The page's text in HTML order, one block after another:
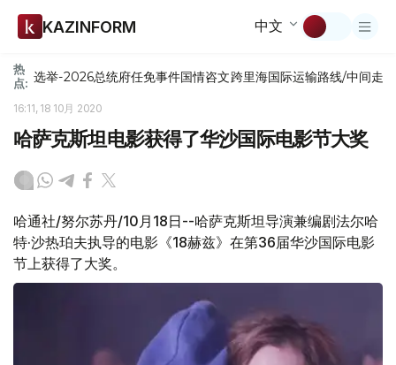
KAZINFORM 中文
热
点: 选举-2026总统府任免事件国情咨文跨里海国际运输路线/中间走廊
16:11, 18 10月 2020
哈萨克斯坦电影获得了华沙国际电影节大奖
哈通社/努尔苏丹/10月18日--哈萨克斯坦导演兼编剧法尔哈
特·沙热珀夫执导的电影《18赫兹》在第36届华沙国际电影
节上获得了大奖。